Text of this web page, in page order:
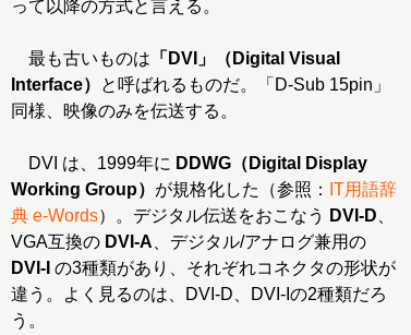
って以降の方式と言える。
最も古いものは 「DVI」（Digital Visual
Interface）
と呼ばれるものだ。「D-Sub 15pin」
同様、映像のみを伝送する。
DVI は、1999年に DDWG（Digital Display
Working Group） が規格化した（参照：
IT用語辞
典 e-Words）。デジタル伝送をおこなう DVI-D
VGA互換の DVI-A 、デジタル/アナログ兼用の
DVI-I の3種類があり、それぞれコネクタの形状が
違う。よく見るのは、DVI-D、DVI-Iの2種類だろ
う。